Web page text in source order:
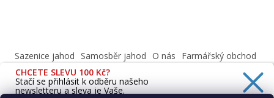
Sazenice jahod Samosběr jahod O nás
Farmářský obchod
Obchodní podmínky
Informace o ochraně osobních údajů dle GDPR
Cafenavysluni.cz - Objednat a vyzvednout
CHCETE SLEVU 100 Kč?
Stačí se přihlásit k odběru našeho
newsletteru a sleva je Vaše.